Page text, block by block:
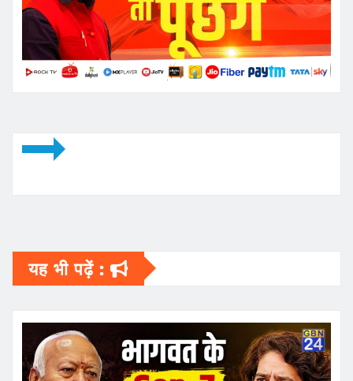
यह भी पढ़ें :